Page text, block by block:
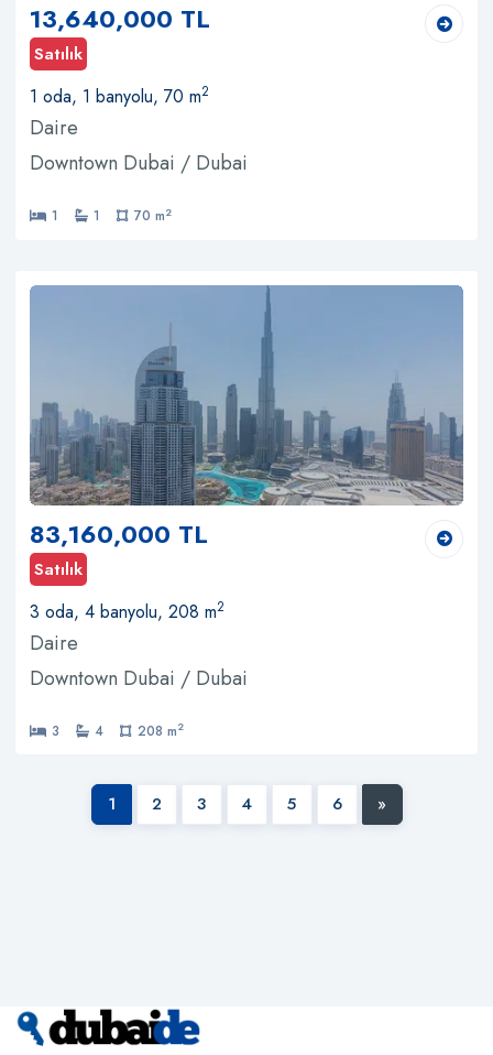
13,640,000 TL
Satılık
1 oda, 1 banyolu, 70 m2
Daire
Downtown Dubai / Dubai
1 1 70 m2
83,160,000 TL
Satılık
3 oda, 4 banyolu, 208 m2
Daire
Downtown Dubai / Dubai
3 4 208 m2
1 2 3 4 5 6 »